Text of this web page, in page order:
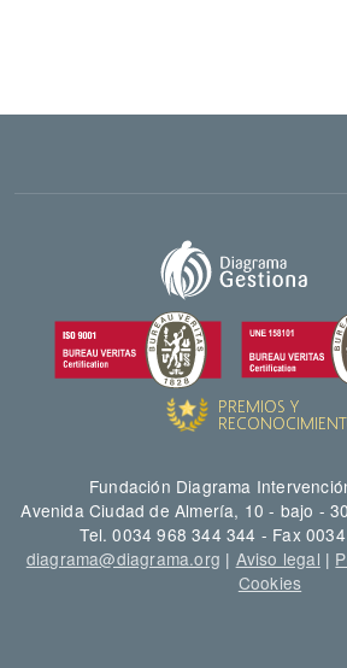
Fundación Diagrama
Avenida Ciudad de Almería, 10 - bajo -
Tel. 0034 968 344 344 - Fax
diagrama@diagrama.org | Aviso legal |
Cookies